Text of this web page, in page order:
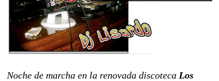
Noche de marcha en la renovada discoteca Los